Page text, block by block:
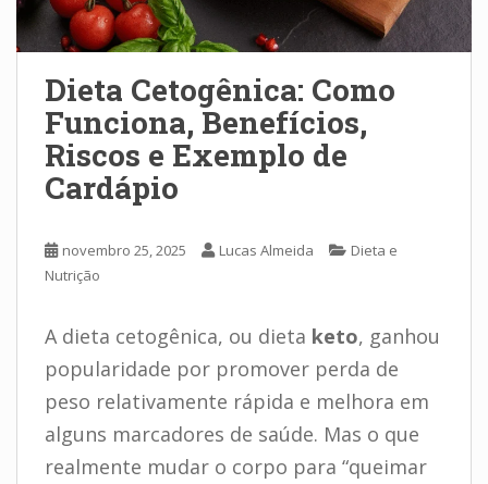
Dieta Cetogênica: Como
Funciona, Benefícios,
Riscos e Exemplo de
Cardápio
novembro 25, 2025 Lucas Almeida
Dieta e
Nutrição
A dieta cetogênica, ou dieta keto, ganhou
popularidade por promover perda de
peso relativamente rápida e melhora em
alguns marcadores de saúde. Mas o que
realmente mudar o corpo para “queimar